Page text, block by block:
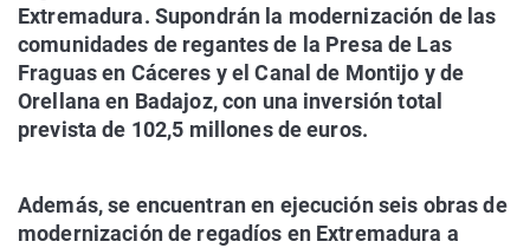
Extremadura. Supondrán la modernización de las
comunidades de regantes de la Presa de Las
Fraguas en Cáceres y el Canal de Montijo y de
Orellana en Badajoz, con una inversión total
prevista de 102,5 millones de euros.
Además, se encuentran en ejecución seis obras de
modernización de regadíos en Extremadura a